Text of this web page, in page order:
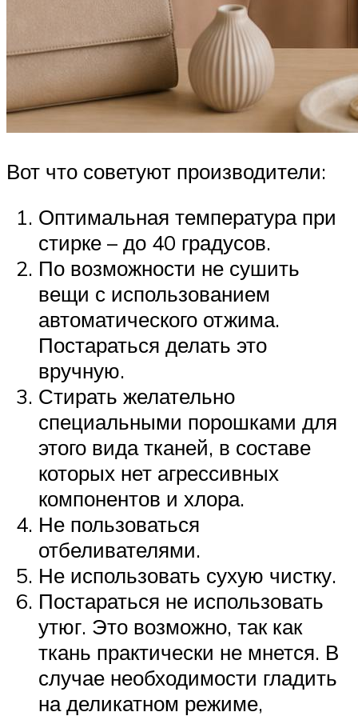
Вот что советуют производители:
Оптимальная температура при
стирке – до 40 градусов.
По возможности не сушить
вещи с использованием
автоматического отжима.
Постараться делать это
вручную.
Стирать желательно
специальными порошками для
этого вида тканей, в составе
которых нет агрессивных
компонентов и хлора.
Не пользоваться
отбеливателями.
Не использовать сухую чистку.
Постараться не использовать
утюг. Это возможно, так как
ткань практически не мнется. В
случае необходимости гладить
на деликатном режиме,